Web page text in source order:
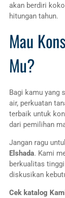
akan berdiri
hitungan tahun.
Mau
Mu?
Bagi kamu yang
air, perkuatan
terbaik untuk
dari pemilihan
Jangan ragu
Elshada. Kami
berkualitas
diskusikan
Cek katalog